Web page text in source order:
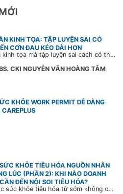
KINH TỌA: TẬP LUYỆN SAI CÓ
CƠN ĐAU KÉO DÀI HƠN
Đau thần kinh tọa mà tập luyện sai cách có thể khiến cơn đau trở nặng và kéo dài thời gian hồi phục. Tham khảo chia sẻ của Bác sĩ CarePlus để nắm các động tác cần tránh và có góc nhìn đúng về phương pháp điều trị phù hợp trong bài viết sau.
CKI NGUYỄN VĂN HOÀNG TÂM
KHỎE WORK PERMIT DỄ DÀNG
KHỎE TIÊU HÓA NGUỒN NHÂN
LÚC (PHẦN 2): KHI NÀO DOANH
ĐẾN NỘI SOI TIÊU HÓA?
Chăm sóc sức khỏe tiêu hóa từ sớm không chỉ giúp phát hiện bệnh kịp thời mà còn góp phần xây dựng đội ngũ khỏe mạnh, ổn định và gắn bó lâu dài. CarePlus sẵn sàng đồng hành cùng doanh nghiệp trong việc thiết kế chương trình chăm sóc sức khỏe phù hợp theo từng nhân sự, nhằm tối ưu hiệu quả đầu tư phúc lợi và phát triển nguồn nhân lực bền vững.